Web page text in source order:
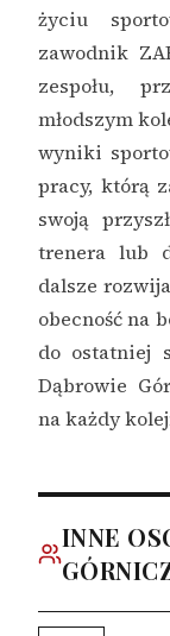
życiu
zawodnik
zespołu,
młodszym
wyniki
pracy, którą
swoją
trenera lub
dalsze
obecność na
do ostatniej
Dąbrowie
na każdy
INNE